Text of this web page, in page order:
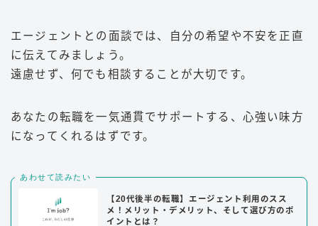
エージェントとの面談では、自分の希望や不安を正直
に伝えてみましょう。
遠慮せず、何でも相談することが大切です。
あなたの転職を一気通貫でサポートする、心強い味方
になってくれるはずです。
あわせて読みたい
【20代後半の転職】エージェント利用のスス
メ！メリット・デメリット、そして選び方のポ
イントとは？